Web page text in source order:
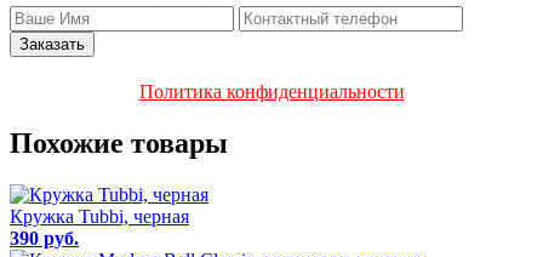
Политика конфиденциальности
Похожие товары
Кружка Tubbi, черная
390 руб.